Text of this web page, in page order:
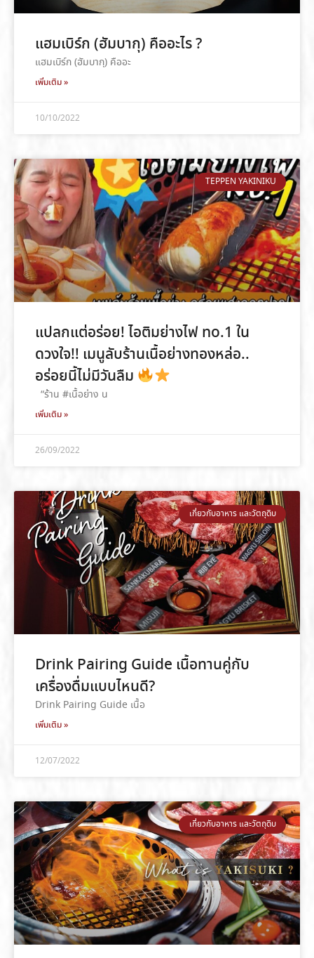
แฮมเบิร์ก (ฮัมบากุ) คืออะไร ?
แฮมเบิร์ก (ฮัมบากุ) คืออะ
เพิ่มเติม »
10/10/2022
TEPPEN YAKINIKU
แปลกแต่อร่อย! ไอติมย่างไฟ no.1 ใน
ดวงใจ!! เมนูลับร้านเนื้อย่างทองหล่อ..
อร่อยนี้ไม่มีวันลืม
“ร้าน #เนื้อย่าง น
เพิ่มเติม »
26/09/2022
เกี่ยวกับอาหาร และวัตถุดิบ
Drink Pairing Guide เนื้อทานคู่กับ
เครื่องดื่มแบบไหนดี?
Drink Pairing Guide เนื้อ
เพิ่มเติม »
12/07/2022
เกี่ยวกับอาหาร และวัตถุดิบ